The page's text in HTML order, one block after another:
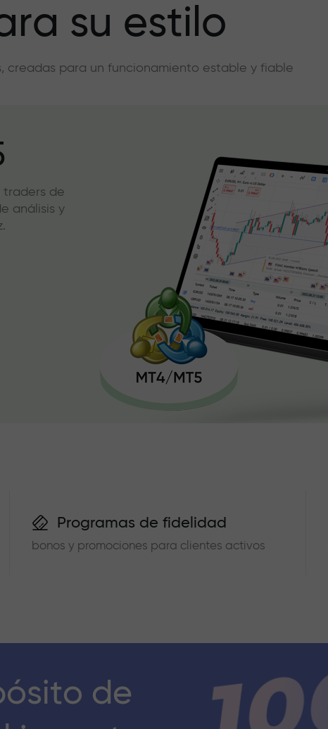
su estilo
creadas para un funcionamiento estable y fiable
traders de
análisis y
Programas de fidelidad
bonos y promociones para clientes activos
de